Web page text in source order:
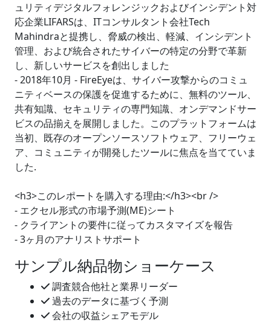
ュリティデジタルフォレンジックおよびインシデント対
応企業LIFARSは、ITコンサルタント会社Tech
Mahindraと提携し、脅威の検出、軽減、インシデント
管理、および統合されたサイバーの特定の分野で革新
し、新しいサービスを創出しました
- 2018年10月 - FireEyeは、サイバー攻撃からのコミュ
ニティベースの保護を促進するために、無料のツール、
共有知識、セキュリティの専門知識、オンデマンドサー
ビスの品揃えを展開しました。このプラットフォームは
当初、既存のオープンソースソフトウェア、フリーウェ
ア、コミュニティが開発したツールに焦点を当てていま
した.
<h3>このレポートを購入する理由:</h3><br />
- エクセル形式の市場予測(ME)シート
- クライアントの要件に従ってカスタマイズを報告
- 3ヶ月のアナリストサポート
サンプル納品物ショーケース
調査競合他社と業界リーダー
過去のデータに基づく予測
会社の収益シェアモデル